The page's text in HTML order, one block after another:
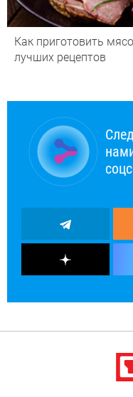
Как приготовить
лучших рецептов